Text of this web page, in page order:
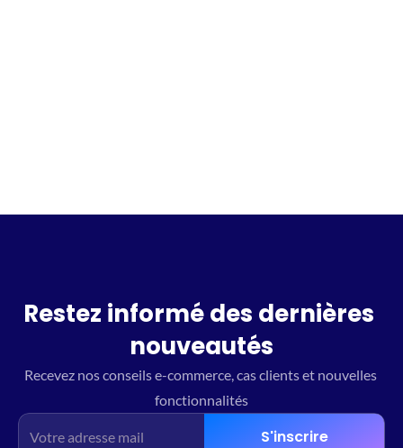
Restez informé des dernières
nouveautés
Recevez nos conseils e-commerce, cas clients et nouvelles
fonctionnalités
S'inscrire